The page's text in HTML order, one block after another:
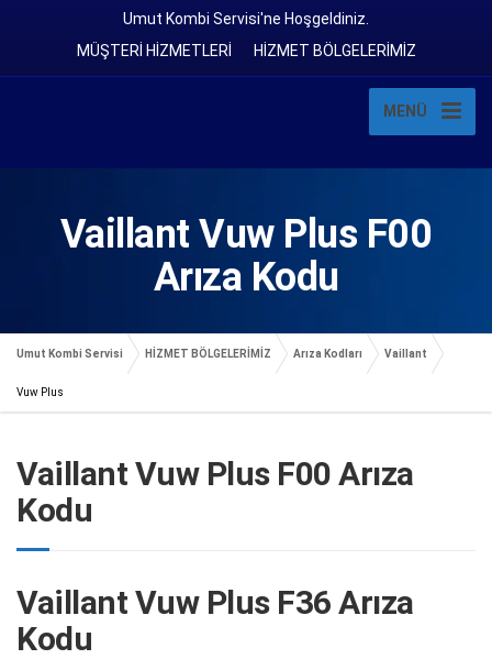
Umut Kombi Servisi'ne Hoşgeldiniz.
MÜŞTERİ HİZMETLERİ
HİZMET BÖLGELERİMİZ
MENÜ
Vaillant Vuw Plus F00
Arıza Kodu
Umut Kombi Servisi HİZMET BÖLGELERİMİZ Arıza Kodları Vaillant
Vuw Plus
Vaillant Vuw Plus F00 Arıza
Kodu
Vaillant Vuw Plus F36 Arıza
Kodu